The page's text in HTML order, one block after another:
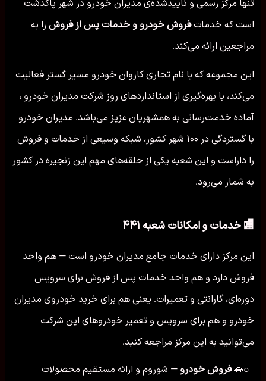
تنها مرکز رسمی و تاییدشده‌ی مدیران خودرو در شهر پاكدشت
است که خدماتفروش خودرو و خدمات پس از فروش را به
مراجعین ارائه می‌کند.
این مجموعه که با نام تجاری کاروان خودرو مسیر گستر فعالیت
می‌کند، با بهره‌گیری از استانداردهای روز شرکت مدیران خودرو ،
آماده خدمت‌رسانی به همشهریان عزیز می‌باشد. مدیران خودرو
با گستردگی در ۱۰۰ شهر کشور، شبکه وسیعی از خدمات و فروش
را داراست و این شعبه یکی از حلقه‌های مهم این زنجیره در کشور
به شمار می‌رود.
🏬 خدمات و امکانات شعبه ۴۴۱
این مرکز دارای خدمات جامع مدیران خودرو است — هم واحد
فروش دارد و هم واحد خدمات پس از فروش برای سرویس
دوره‌ای، گارانتی و تعمیرات. یعنی هم برای خرید خودروی مدیران
خودرو و هم برای سرویس و تعمیر خودروهای این شرکت
می‌توانید به این مرکز مراجعه کنید.
○
🚗فروش خودرو — شوروم و ارائه مستقیم محصولات